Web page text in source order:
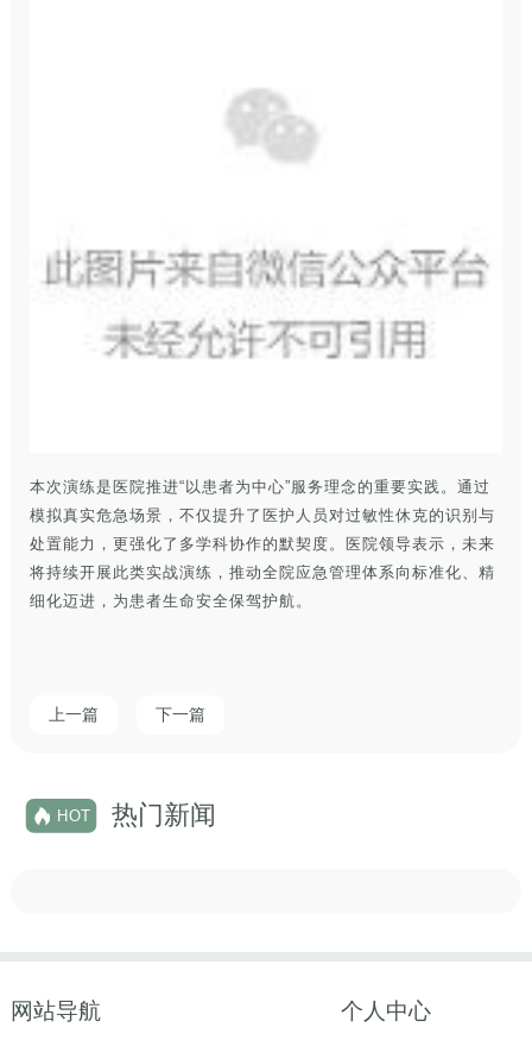
本次演练是医院推进“以患者为中心”服务理念的重要实践。通过
模拟真实危急场景，不仅提升了医护人员对过敏性休克的识别与
处置能力，更强化了多学科协作的默契度。医院领导表示，未来
将持续开展此类实战演练，推动全院应急管理体系向标准化、精
细化迈进，为患者生命安全保驾护航。
上一篇 下一篇
HOT 热门新闻
网站导航 个人中心